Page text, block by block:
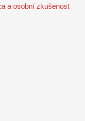
a osobní zkušenost